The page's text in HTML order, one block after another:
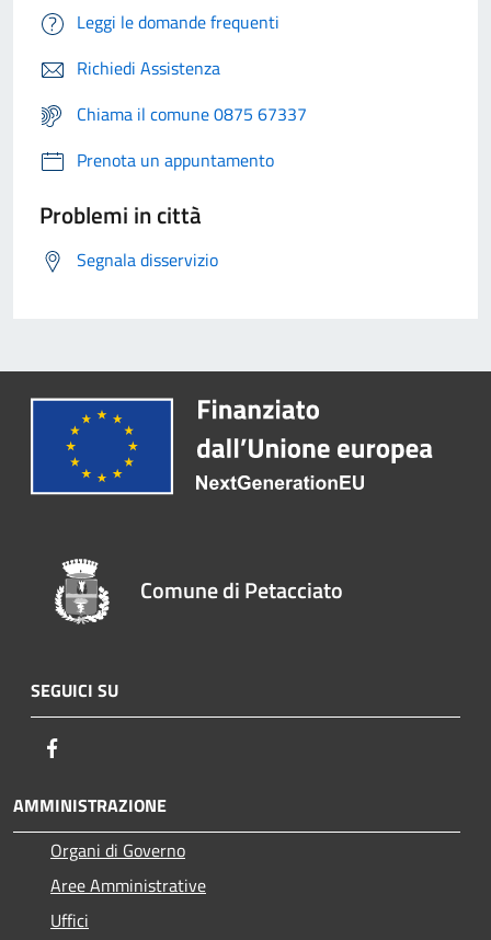
Leggi le domande frequenti
Richiedi Assistenza
Chiama il comune 0875 67337
Prenota un appuntamento
Problemi in città
Segnala disservizio
Comune di Petacciato
SEGUICI SU
AMMINISTRAZIONE
Organi di Governo
Aree Amministrative
Uffici